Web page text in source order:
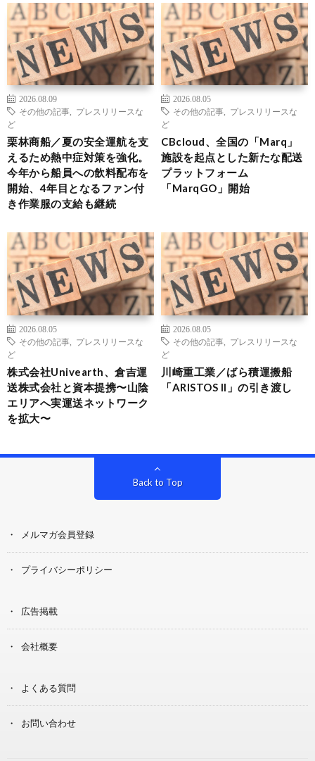
2026.08.09
その他の記事
プレスリリースな
ど
栗林商船／夏の安全運航を支
えるため熱中症対策を強化。
今年から船員への飲料配布を
開始、4年目となるファン付
き作業服の支給も継続
2026.08.05
その他の記事
プレスリリースな
ど
CBcloud、全国の「Marq」
施設を起点とした新たな配送
プラットフォーム
「MarqGO」開始
2026.08.05
その他の記事
プレスリリースな
ど
株式会社Univearth、倉吉運
送株式会社と資本提携〜山陰
エリアへ実運送ネットワーク
を拡大〜
2026.08.05
その他の記事
プレスリリースな
ど
川崎重工業／ばら積運搬船
「ARISTOS II」の引き渡し
Back to Top
メルマガ会員登録
プライバシーポリシー
広告掲載
会社概要
よくある質問
お問い合わせ